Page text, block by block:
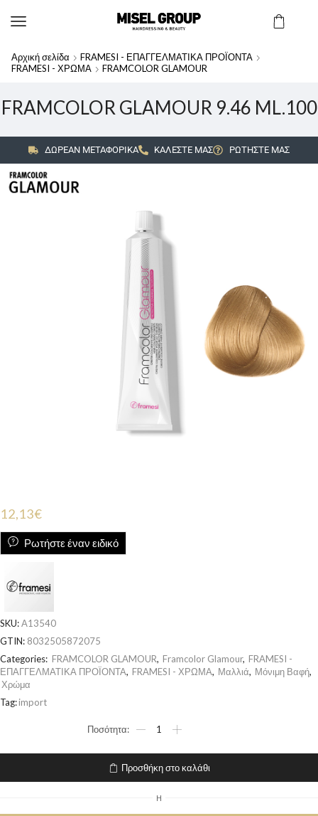
Αρχική σελίδα
FRAMESI - ΕΠΑΓΓΕΛΜΑΤΙΚΑ ΠΡΟΪΟΝΤΑ
FRAMESI - ΧΡΩΜΑ
FRAMCOLOR GLAMOUR
FRAMCOLOR GLAMOUR 9.46 ML.100
ΔΩΡΕΑΝ ΜΕΤΑΦΟΡΙΚΑ ΚΑΛΕΣΤΕ ΜΑΣ ΡΩΤΗΣΤΕ ΜΑΣ
12,13€
Ρωτήστε έναν ειδικό
SKU:A13540
GTIN: 8032505872075
Categories: FRAMCOLOR GLAMOUR, Framcolor Glamour, FRAMESI -
ΕΠΑΓΓΕΛΜΑΤΙΚΑ ΠΡΟΪΟΝΤΑ, FRAMESI - ΧΡΩΜΑ, Μαλλιά, Μόνιμη Βαφή,
Χρώμα
Tag:import
Προσθήκη στο καλάθι
H